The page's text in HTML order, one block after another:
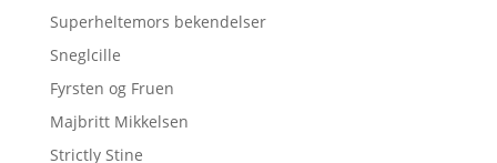
Superheltemors bekendelser
Sneglcille
Fyrsten og Fruen
Majbritt Mikkelsen
Strictly Stine